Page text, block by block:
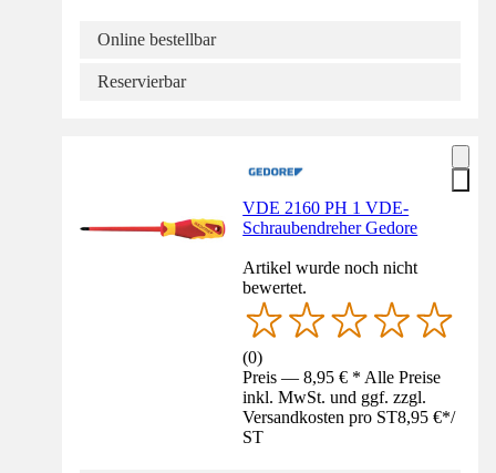
Online bestellbar
Reservierbar
VDE 2160 PH 1 VDE-
Schraubendreher Gedore
Artikel wurde noch nicht
bewertet.
(0)
Preis — 8,95 € * Alle Preise
inkl. MwSt. und ggf. zzgl.
Versandkosten pro ST8,95 €*/
ST